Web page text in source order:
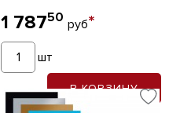
1 78750 руб*
шт
В КОРЗИНУ